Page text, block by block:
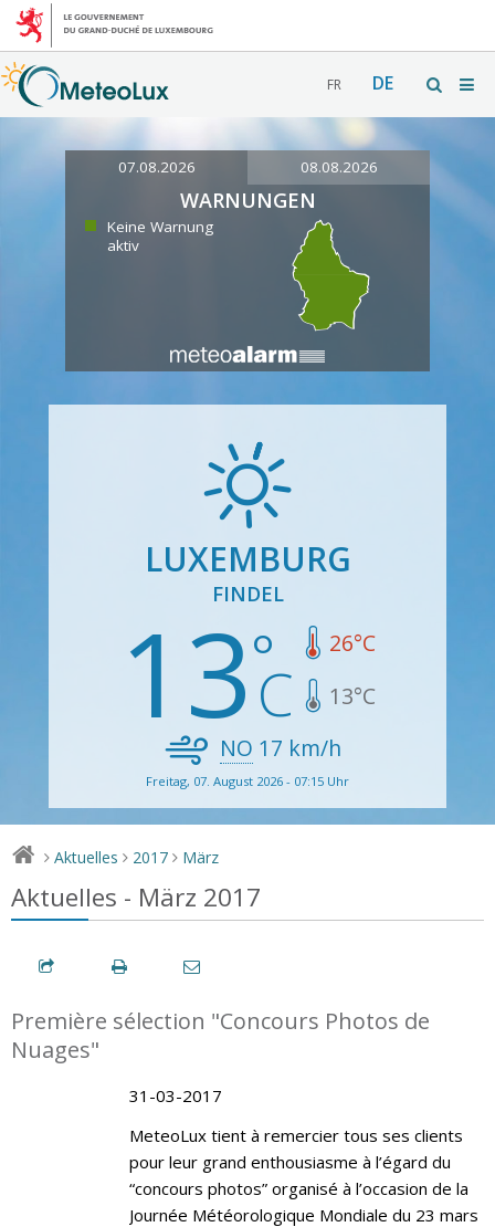
FR DE
07.08.2026 08.08.2026
WARNUNGEN
Keine Warnung
aktiv
LUXEMBURG
FINDEL
13 26°C
13°C
NO 17 km/h
Freitag, 07. August 2026 - 07:15 Uhr
> Aktuelles > 2017 > März
Aktuelles - März 2017
Première sélection "Concours Photos de
Nuages"
31-03-2017
MeteoLux tient à remercier tous ses clients
pour leur grand enthousiasme à l’égard du
“concours photos” organisé à l’occasion de la
Journée Météorologique Mondiale du 23 mars